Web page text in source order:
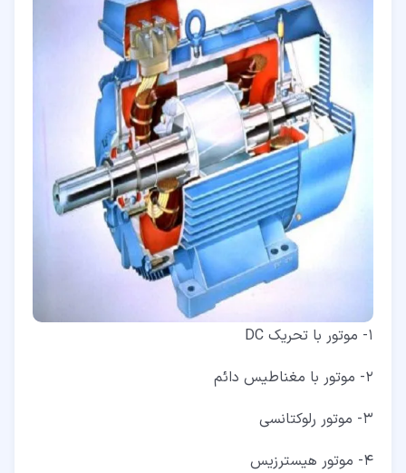
1- موتور با تحریک DC
2- موتور با مغناطیس دائم
3- موتور رلوکتانسی
4- موتور هیسترزیس